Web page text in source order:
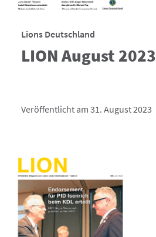
Lions Deutschland
LION August 2023
Veröffentlicht am 31. August 2023